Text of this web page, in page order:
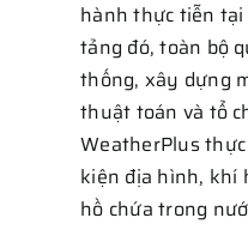
hành thực tiễn
tảng đó, toàn bộ
thống, xây dựng
thuật toán và tổ
WeatherPlus
kiện địa hình, khí
hồ chứa trong